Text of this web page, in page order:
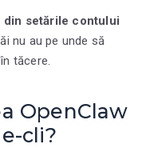
din setările contului
nu au pe unde să
tăcere.
OpenClaw
cli?